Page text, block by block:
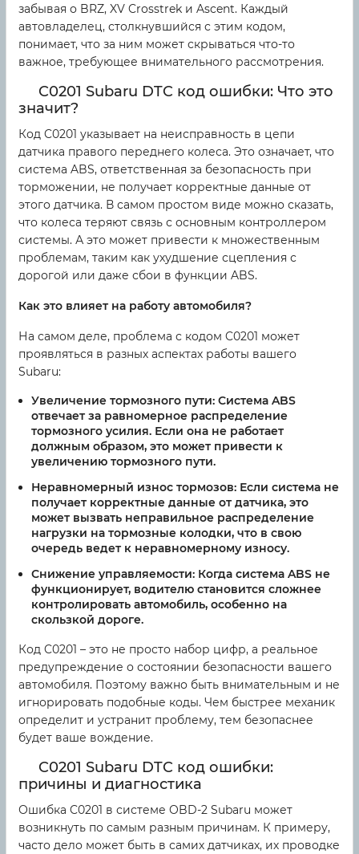
забывая о BRZ, XV Crosstrek и Ascent. Каждый
автовладелец, столкнувшийся с этим кодом,
понимает, что за ним может скрываться что-то
важное, требующее внимательного рассмотрения.
C0201 Subaru DTC код ошибки: Что это
значит?
Код C0201 указывает на неисправность в цепи
датчика правого переднего колеса. Это означает, что
система ABS, ответственная за безопасность при
торможении, не получает корректные данные от
этого датчика. В самом простом виде можно сказать,
что колеса теряют связь с основным контроллером
системы. А это может привести к множественным
проблемам, таким как ухудшение сцепления с
дорогой или даже сбои в функции ABS.
Как это влияет на работу автомобиля?
На самом деле, проблема с кодом C0201 может
проявляться в разных аспектах работы вашего
Subaru:
Увеличение тормозного пути: Система ABS
отвечает за равномерное распределение
тормозного усилия. Если она не работает
должным образом, это может привести к
увеличению тормозного пути.
Неравномерный износ тормозов: Если система не
получает корректные данные от датчика, это
может вызвать неправильное распределение
нагрузки на тормозные колодки, что в свою
очередь ведет к неравномерному износу.
Снижение управляемости: Когда система ABS не
функционирует, водителю становится сложнее
контролировать автомобиль, особенно на
скользкой дороге.
Код C0201 – это не просто набор цифр, а реальное
предупреждение о состоянии безопасности вашего
автомобиля. Поэтому важно быть внимательным и не
игнорировать подобные коды. Чем быстрее механик
определит и устранит проблему, тем безопаснее
будет ваше вождение.
C0201 Subaru DTC код ошибки:
причины и диагностика
Ошибка C0201 в системе OBD-2 Subaru может
возникнуть по самым разным причинам. К примеру,
часто дело может быть в самих датчиках, их проводке